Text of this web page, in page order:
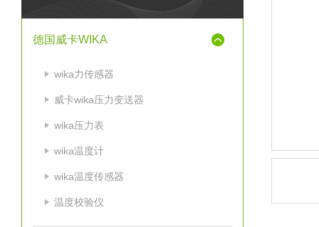
德国威卡WIKA
wika力传感器
威卡wika压力变送器
wika压力表
wika温度计
wika温度传感器
温度校验仪